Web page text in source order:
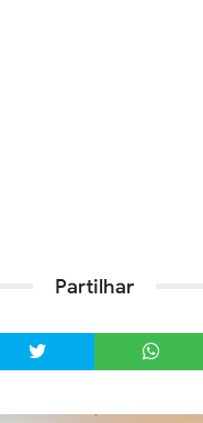
Partilhar